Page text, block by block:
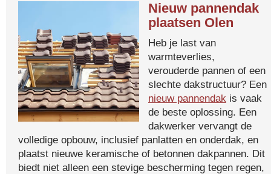
Nieuw pannendak
plaatsen Olen
Heb je last van
warmteverlies,
verouderde pannen of een
slechte dakstructuur? Een
nieuw pannendak is vaak
de beste oplossing. Een
dakwerker vervangt de
volledige opbouw, inclusief panlatten en onderdak, en
plaatst nieuwe keramische of betonnen dakpannen. Dit
biedt niet alleen een stevige bescherming tegen regen,